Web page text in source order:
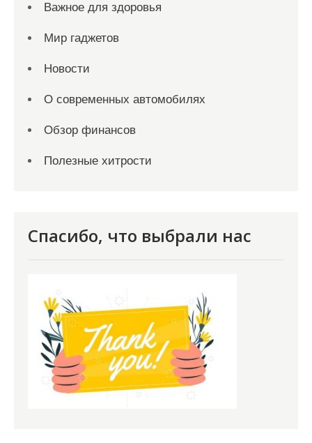
Важное для здоровья
Мир гаджетов
Новости
О современных автомобилях
Обзор финансов
Полезные хитрости
Спасибо, что выбрали нас